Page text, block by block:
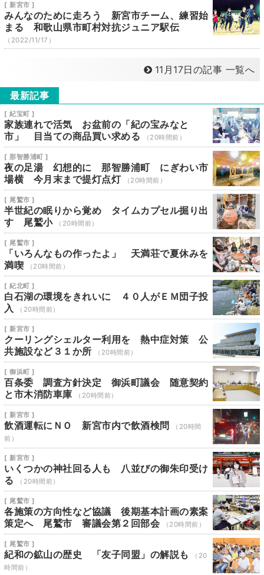
[ 新宮市 ]
みんなのために走ろう 新宮市チーム、練習始
まる 和歌山県市町村対抗ジュニア駅伝
（2022/11/17）
11月17日の記事 一覧へ
最新記事
[ 紀宝町 ]
家族連れで活気 お盆前の「紀の宝みなと
市」 目当ての商品買い求める
（20時間前）
[ 那智勝浦町 ]
夜の足湯 幻想的に 那智勝浦町 にぎわい市
場横 今月末まで提灯点灯
（20時間前）
[ 尾鷲市 ]
半世紀の眠りから覚め タイムカプセル掘り出
す 尾鷲小
（20時間前）
[ 尾鷲市 ]
「いろんなもの作ったよ」 天満荘で夏休みを
満喫
（20時間前）
[ 紀北町 ]
白石湖の環境をきれいに ４０人がＥＭ団子投
入
（20時間前）
[ 新宮市 ]
クーリングシェルター利用を 熱中症対策 公
共施設など３１か所
（20時間前）
[ 御浜町 ]
百条委 調査方針決定 御浜町議会 随意契約
と市木消防車庫
（20時間前）
[ 新宮市 ]
飲酒運転にＮＯ 新宮市内で飲酒検問
（20時間
前）
[ 新宮市 ]
いくつかの神社回る人も 八並びの御朱印受け
る
（20時間前）
[ 尾鷲市 ]
各施策の方向性など協議 後期基本計画の素案
策定へ 尾鷲市 審議会第２回部会
（20時間前）
[ 尾鷲市 ]
紀和の鉱山の歴史 「友子同盟」の解説も
（20
時間前）